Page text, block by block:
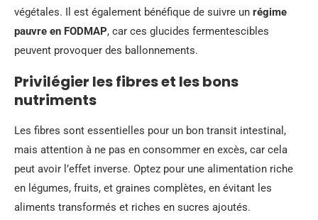
végétales. Il est également bénéfique de suivre un régime
pauvre en FODMAP, car ces glucides fermentescibles
peuvent provoquer des ballonnements.
Privilégier les fibres et les bons
nutriments
Les fibres sont essentielles pour un bon transit intestinal,
mais attention à ne pas en consommer en excès, car cela
peut avoir l’effet inverse. Optez pour une alimentation riche
en légumes, fruits, et graines complètes, en évitant les
aliments transformés et riches en sucres ajoutés.